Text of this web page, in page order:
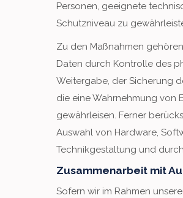
Personen, geeignete
Schutzniveau zu
Zu den Maßnahmen
Daten durch Kontrolle des
Weitergabe, der Sicherung
die eine Wahrnehmung von
gewährleisen. Ferner
Auswahl von Hardware,
Technikgestaltung und
Zusammenarbeit mit
Sofern wir im Rahmen